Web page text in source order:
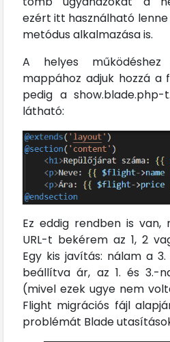
ezért itt használható lenne
metódus alkalmazása is.
A helyes működéshez
mappához adjuk hozzá
pedig a
látható:
Ez eddig rendben is van,
URL-t bekérem az 1, 2
Egy kis javítás: nálam a
beállítva ár, az 1. és 3.-
(mivel ezek ugye nem
Flight migrációs fájl
problémát Blade